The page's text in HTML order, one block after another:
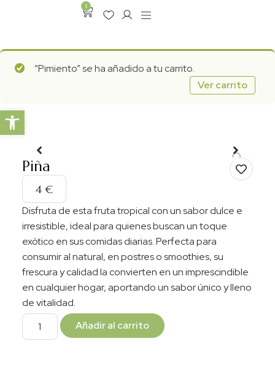
1
“Pimiento” se ha añadido a tu carrito.
Ver carrito
Piña
4 €
Disfruta de esta fruta tropical con un sabor dulce e
irresistible, ideal para quienes buscan un toque
exótico en sus comidas diarias. Perfecta para
consumir al natural, en postres o smoothies, su
frescura y calidad la convierten en un imprescindible
en cualquier hogar, aportando un sabor único y lleno
de vitalidad.
Añadir al carrito
Abrir barra de herramientas